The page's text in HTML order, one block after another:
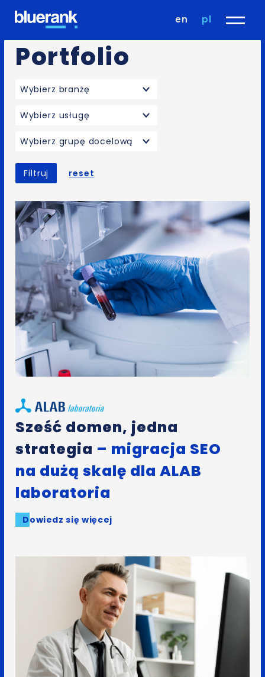
en pl
Portfolio
Wybierz branżę
Wybierz usługę
Wybierz grupę docelową
Filtruj reset
Sześć domen, jedna
strategia – migracja SEO
na dużą skalę dla ALAB
laboratoria
Dowiedz się więcej